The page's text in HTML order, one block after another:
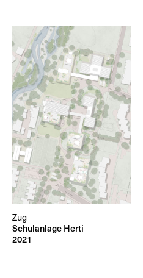
Zug
Schulanlage Herti
2021